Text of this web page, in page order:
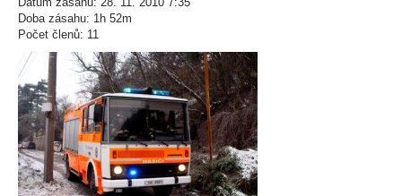
Doba zásahu: 1h 52m
Počet členů: 11